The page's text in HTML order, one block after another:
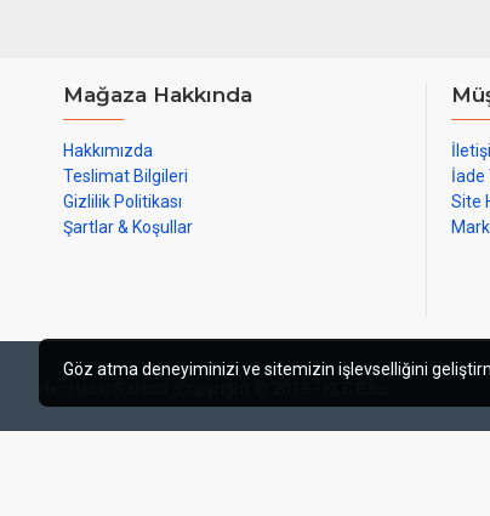
Mağaza Hakkında
Hakkımızda
Teslimat Bilgileri
Gizlilik Politikası
Şartlar & Koşullar
İade
Site
Göz atma deneyiminizi ve sitemizin işlevselliğini